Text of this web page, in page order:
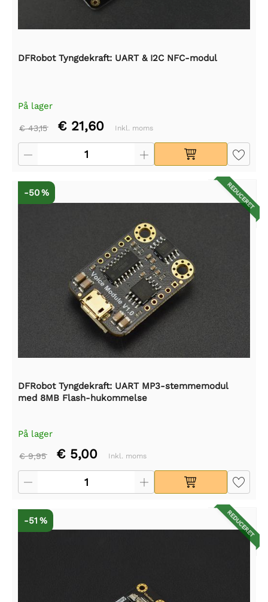
DFRobot Tyngdekraft: UART & I2C NFC-modul
På lager
€ 43,15 € 21,60 Inkl. moms
REDUCERET
-50 %
DFRobot Tyngdekraft: UART MP3-stemmemodul
med 8MB Flash-hukommelse
På lager
€ 9,95 € 5,00 Inkl. moms
REDUCERET
-51 %